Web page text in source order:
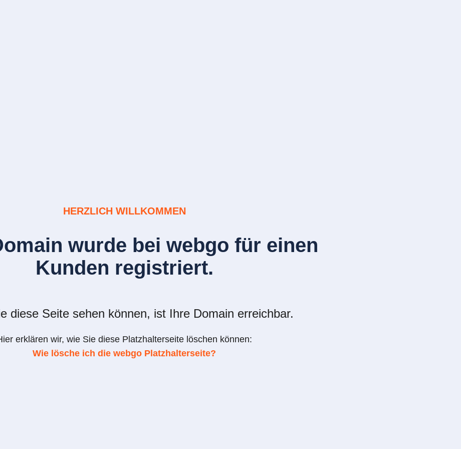
HERZLICH WILLKOMMEN
wurde bei webgo für einen
Kunden registriert.
diese Seite sehen können, ist Ihre Domain erreichbar.
erklären wir, wie Sie diese Platzhalterseite löschen können:
Wie lösche ich die webgo Platzhalterseite?